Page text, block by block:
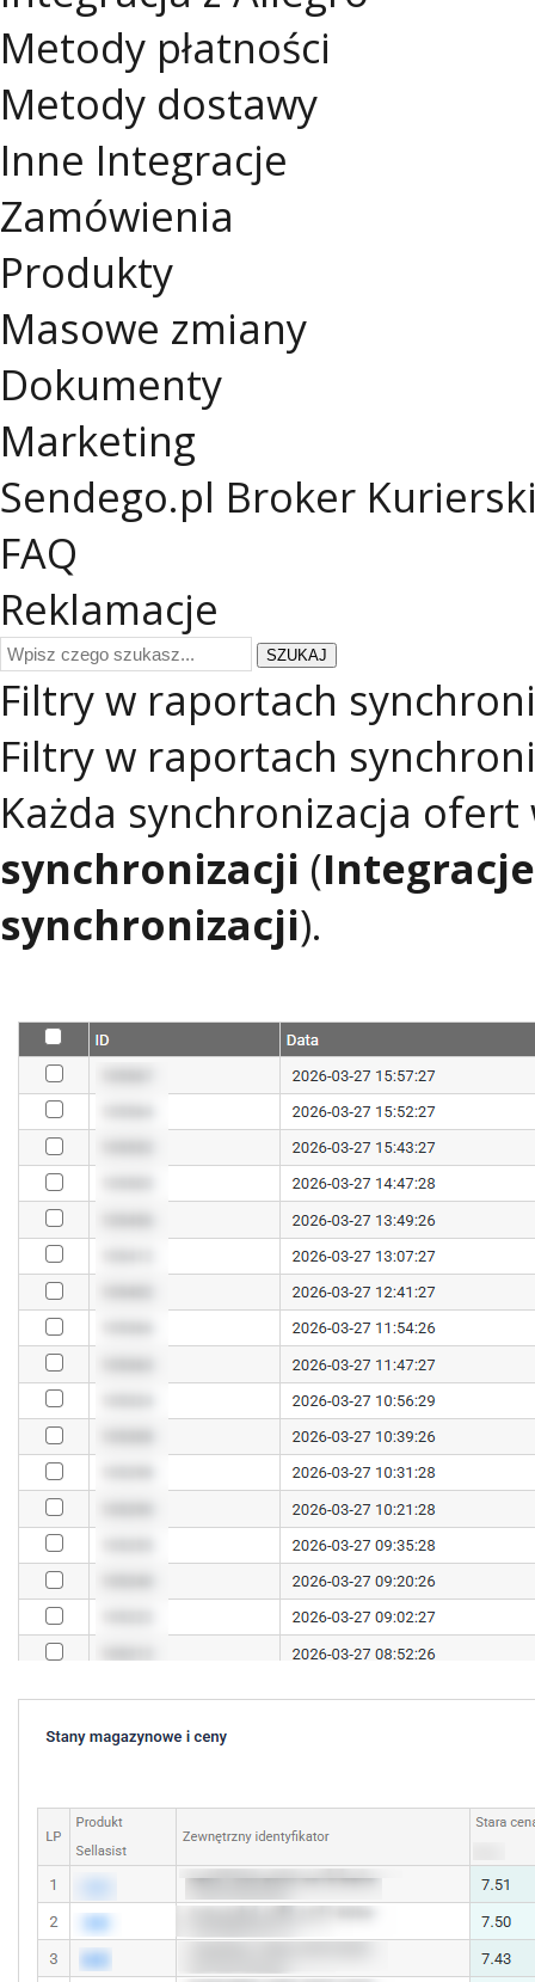
Metody płatności
Metody dostawy
Inne Integracje
Zamówienia
Produkty
Masowe zmiany
Dokumenty
Marketing
Sendego.pl Broker
FAQ
Reklamacje
SZUKAJ
Filtry w raportach
Filtry w raportach
Każda synchronizacja
synchronizacji (
synchronizacji).